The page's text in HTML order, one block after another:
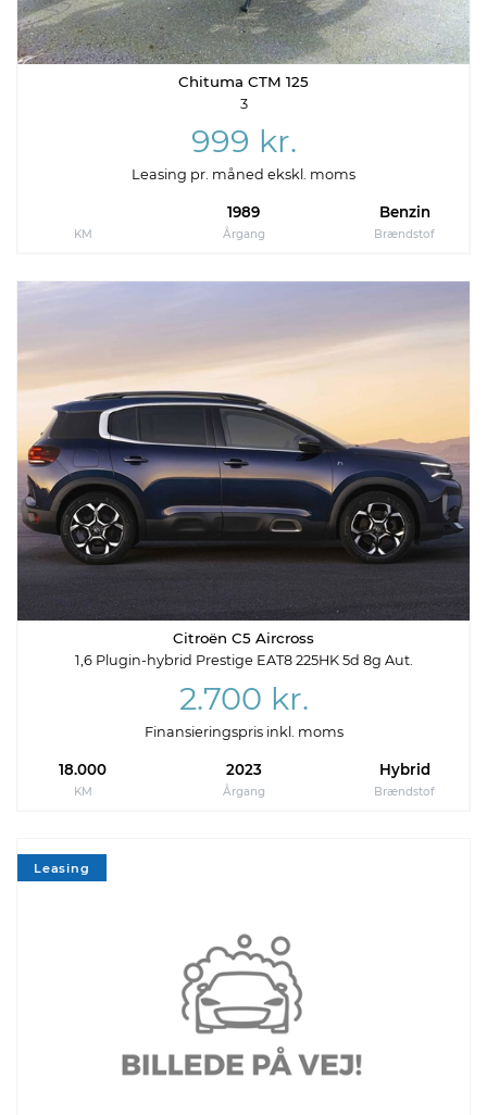
Chituma CTM 125
3
999 kr.
Leasing pr. måned ekskl. moms
KM
1989
Årgang
Benzin
Brændstof
Citroën C5 Aircross
1,6 Plugin-hybrid Prestige EAT8 225HK 5d 8g Aut.
2.700 kr.
Finansieringspris inkl. moms
18.000
KM
2023
Årgang
Hybrid
Brændstof
Leasing